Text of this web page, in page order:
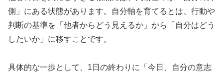
側」にある状態があります。自分軸を育てるとは、行動や
判断の基準を「他者からどう見えるか」から「自分はどう
したいか」に移すことです。
具体的な一歩として、1日の終わりに「今日、自分の意志